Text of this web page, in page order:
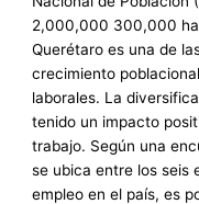
2,000,000 300,000
Querétaro es una de
crecimiento
laborales. La
tenido un impacto
trabajo. Según una
se ubica entre los seis
empleo en el país, es